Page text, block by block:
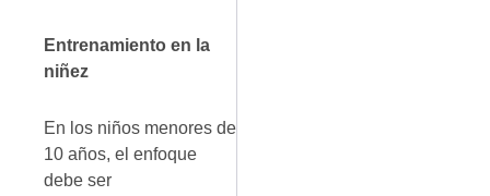
Entrenamiento en la
niñez
En los niños menores de
10 años, el enfoque
debe ser